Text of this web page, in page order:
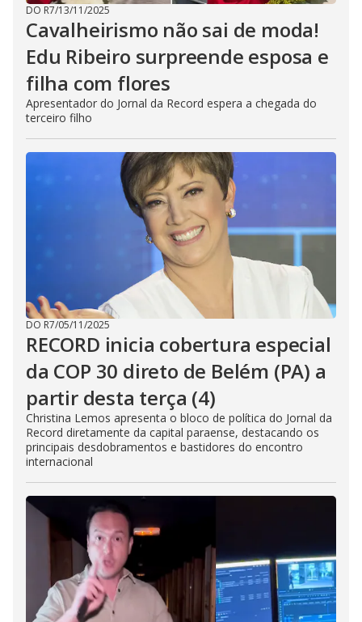
DO R7/13/11/2025
Cavalheirismo não sai de moda!
Edu Ribeiro surpreende esposa e
filha com flores
Apresentador do Jornal da Record espera a chegada do
terceiro filho
DO R7/05/11/2025
RECORD inicia cobertura especial
da COP 30 direto de Belém (PA) a
partir desta terça (4)
Christina Lemos apresenta o bloco de política do Jornal da
Record diretamente da capital paraense, destacando os
principais desdobramentos e bastidores do encontro
internacional